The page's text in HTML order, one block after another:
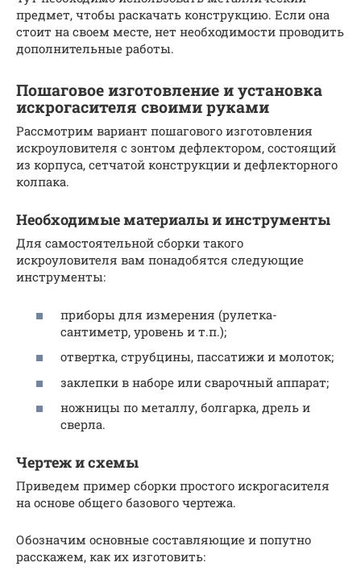
предмет, чтобы раскачать конструкцию. Если она
стоит на своем месте, нет необходимости проводить
дополнительные работы.
Пошаговое изготовление и установка
искрогасителя своими руками
Рассмотрим вариант пошагового изготовления
искроуловителя с зонтом дефлектором, состоящий
из корпуса, сетчатой конструкции и дефлекторного
колпака.
Необходимые материалы и инструменты
Для самостоятельной сборки такого
искроуловителя вам понадобятся следующие
инструменты:
приборы для измерения (рулетка-
сантиметр, уровень и т.п.);
отвертка, струбцины, пассатижи и молоток;
заклепки в наборе или сварочный аппарат;
ножницы по металлу, болгарка, дрель и
сверла.
Чертеж и схемы
Приведем пример сборки простого искрогасителя
на основе общего базового чертежа.
Обозначим основные составляющие и попутно
расскажем, как их изготовить: